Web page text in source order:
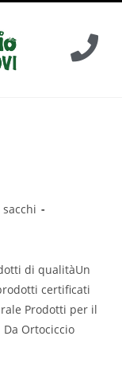
di qualitàUn
certificati
Prodotti per il
Ortociccio